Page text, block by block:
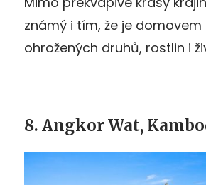
známý i tím, že je
ohrožených druhů, rostlin i
8. Angkor Wat,